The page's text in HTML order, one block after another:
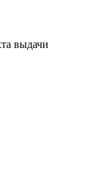
выдачи